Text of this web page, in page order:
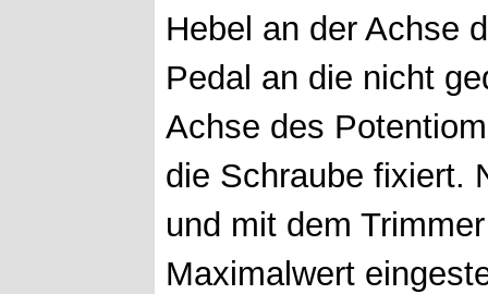
Hebel an der Achse
Pedal an die nicht
Achse des
die Schraube fixiert.
und mit dem
Maximalwert